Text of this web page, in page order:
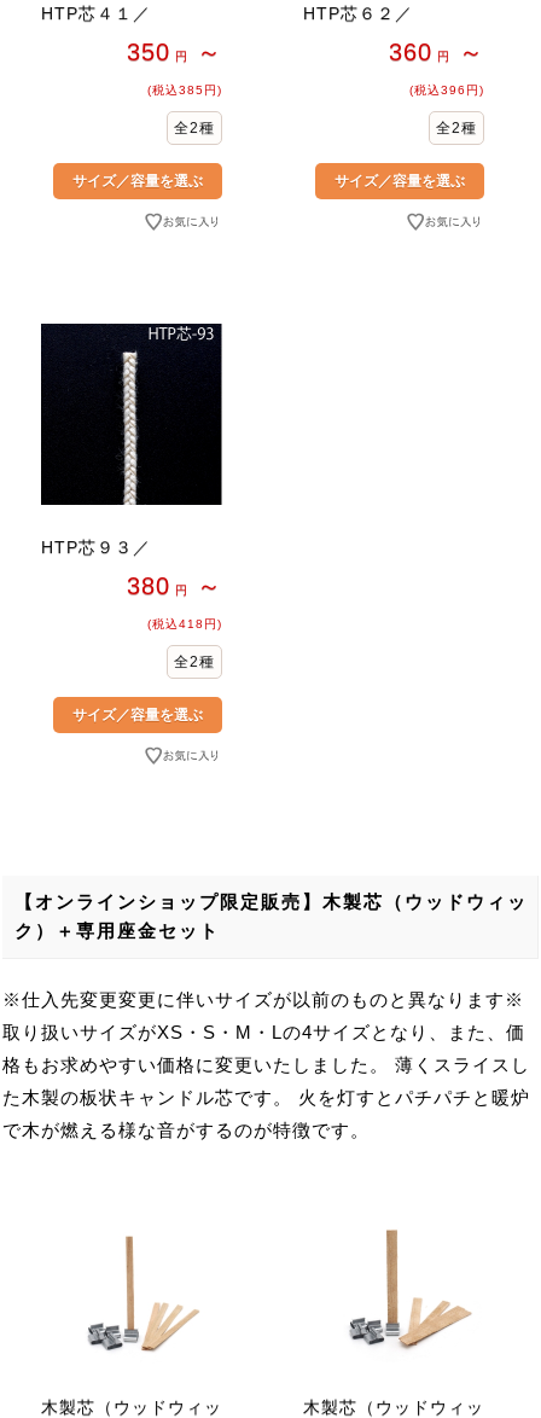
HTP芯４１／
350 円 ～
(税込385円)
全2種
HTP芯６２／
360 円 ～
(税込396円)
全2種
HTP芯９３／
380 円 ～
(税込418円)
全2種
【オンラインショップ限定販売】木製芯（ウッドウィッ
ク）＋専用座金セット
※仕入先変更変更に伴いサイズが以前のものと異なります※
取り扱いサイズがXS・S・M・Lの4サイズとなり、また、価
格もお求めやすい価格に変更いたしました。 薄くスライスし
た木製の板状キャンドル芯です。 火を灯すとパチパチと暖炉
で木が燃える様な音がするのが特徴です。
木製芯（ウッドウィッ
木製芯（ウッドウィッ